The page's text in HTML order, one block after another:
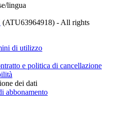
lingua
(ATU63964918) - All rights
di utilizzo
e politica di cancellazione
dei dati
abbonamento